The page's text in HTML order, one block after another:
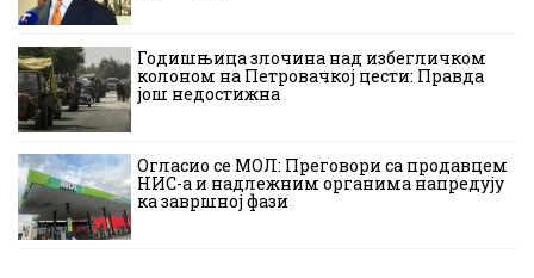
Годишњица злочина над избегличком
колоном на Петровачкој цести: Правда
још недостижна
Огласио се МОЛ: Преговори са продавцем
НИС-а и надлежним органима напредују
ка завршној фази